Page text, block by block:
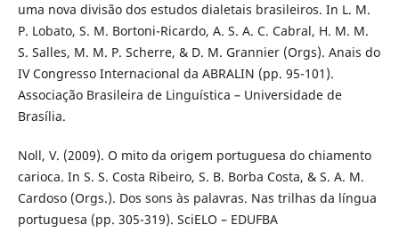
uma nova divisão dos estudos dialetais brasileiros. In L. M.
P. Lobato, S. M. Bortoni-Ricardo, A. S. A. C. Cabral, H. M. M.
S. Salles, M. M. P. Scherre, & D. M. Grannier (Orgs). Anais do
IV Congresso Internacional da ABRALIN (pp. 95-101).
Associação Brasileira de Linguística – Universidade de
Brasília.
Noll, V. (2009). O mito da origem portuguesa do chiamento
carioca. In S. S. Costa Ribeiro, S. B. Borba Costa, & S. A. M.
Cardoso (Orgs.). Dos sons às palavras. Nas trilhas da língua
portuguesa (pp. 305-319). SciELO – EDUFBA